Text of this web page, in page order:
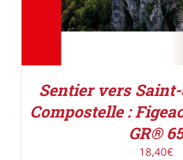
Sentier vers
Compostelle :
GR® 65
18,40€